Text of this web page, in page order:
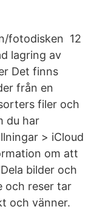
fotodisken 12
lagring av
Det finns
från en
filer och
du har
> iCloud
om att
bilder och
och reser tar
och vänner.